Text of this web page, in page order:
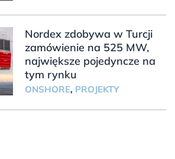
Nordex zdobywa w Turcji
zamówienie na 525 MW,
największe pojedyncze na
tym rynku
ONSHORE, PROJEKTY